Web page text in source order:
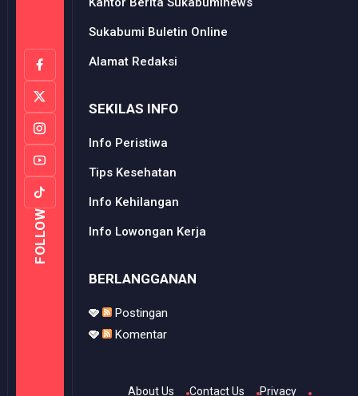
FOLLOW
Sukabumi Buletin Online
Alamat Redaksi
SEKILAS INFO
Info Peristiwa
Tips Kesehatan
Info Kehilangan
Info Lowongan Kerja
BERLANGGANAN
Postingan
Komentar
About Us Contact Us Privacy